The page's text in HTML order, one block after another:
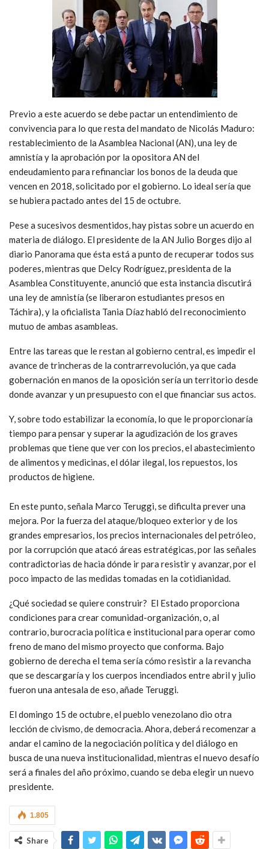
Previo a este acuerdo se debe pactar un entendimiento de
convivencia para lo que resta del mandato de Nicolás Maduro:
restablecimiento de la Asamblea Nacional (AN), una ley de
amnistía y la aprobación por la opositora AN del
endeudamiento para refinanciar los bonos de la deuda que
vencen en 2018, solicitado por el gobierno. Lo ideal sería que
se hubiera pactado antes del 15 de octubre.
Pese a sucesivos desmentidos, hay pistas sobre un acuerdo en
materia de diálogo. El presidente de la AN Julio Borges dijo al
diario Panorama que ésta está a punto de recuperar todos sus
poderes, mientras que Delcy Rodríguez, presidenta de la
Asamblea Constituyente, anunció que esta instancia discutirá
una ley de amnistía (se liberaron estudiantes presos en
Táchira), y la oficialista Tania Díaz habló del reconocimiento
mutuo de ambas asambleas.
Entre las tareas que le restan al gobierno central, es impedir el
avance de trincheras de la contrarrevolución, ya que cada
gobernación en manos de la oposición sería un territorio desde
donde avanzar y un presupuesto con el que financiar sus actos.
Y, sobre todo estabilizar la economía, lo que le proporcionaría
tiempo para pensar y superar la agudización de los graves
problemas que tiene que ver con los precios, el abastecimiento
de alimentos y medicinas, el dólar ilegal, los repuestos, los
productos de higiene.
En este punto, señala Marco Teruggi, se dificulta prever una
mejora. Por la fuerza del ataque/bloqueo exterior y de los
grandes empresarios, los precios internacionales del petróleo,
por la corrupción que atacó áreas estratégicas, por las señales
contradictorias de hacia dónde ir para resistir y avanzar, por el
poco impacto de las medidas tomadas en la cotidianidad.
¿Qué sociedad se quiere construir? El Estado proporciona
condiciones para crear comunidad-organización, o, al
contrario, burocracia política e institucional para operar como
freno de mano del mismo proyecto que conforma. Bajo
gobierno de derecha el tema sería cómo resistir a la revancha
que se descargaría y los cuerpos incendiados entre abril y julio
fueron una antesala de eso, añade Teruggi.
El domingo 15 de octubre, el pueblo venezolano dio otra
lección de civismo, de democracia. Ahora, deberá recomenzar a
andar el camino de la negociación política y del diálogo en
busca de una nueva institucionalidad, mientras el nuevo desafío
será a finales del año próximo, cuando se deba elegir un nuevo
presidente.
1.805
Share